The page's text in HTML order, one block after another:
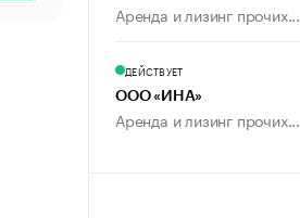
Аренда и лизинг прочих...
ДЕЙСТВУЕТ
ООО «ИНА»
Аренда и лизинг прочих...